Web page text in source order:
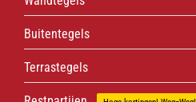
Buitentegels
Terrastegels